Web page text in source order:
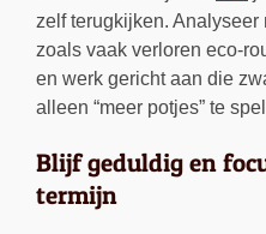
zelf terugkijken.
zoals vaak verloren eco-
en werk gericht aan die
alleen “meer potjes” te
Blijf geduldig en
termijn